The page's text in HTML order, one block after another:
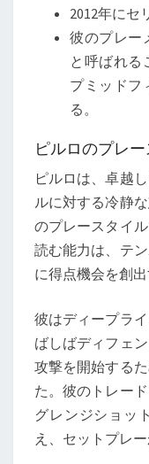
2012年にセ
彼のプレー
と呼ばれる
プミッドフ
る。
ピルロのプレ
ピルロは、卓越
ルに対する冷静
のプレースタイ
読む能力は、テ
に得点機会を創
彼はディープラ
ばしばディフェ
攻撃を開始する
た。彼のトレー
グレンジショッ
え、セットプレ